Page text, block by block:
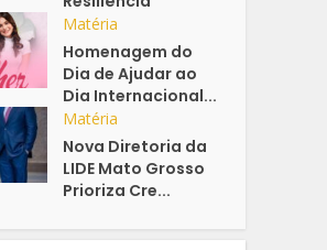
Matéria
Homenagem do
Dia de Ajudar ao
Dia Internacional...
Matéria
Nova Diretoria da
LIDE Mato Grosso
Prioriza Cre...